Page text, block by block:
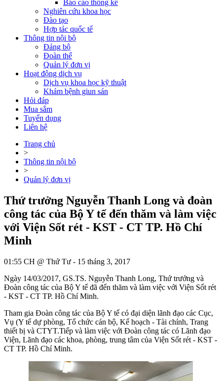
Báo cáo thống kê
Nghiên cứu khoa học
Đào tạo
Hợp tác quốc tế
Thông tin nội bộ
Đảng bộ
Đoàn thể
Quản lý đơn vị
Hoạt động dịch vụ
Dịch vụ khoa học kỹ thuật
Khám bệnh giun sán
Hỏi đáp
Mua sắm
Tuyển dụng
Liên hệ
Trang chủ
>
Thông tin nội bộ
>
Quản lý đơn vị
Thứ trưởng Nguyễn Thanh Long và đoàn
công tác của Bộ Y tế đến thăm và làm việc
với Viện Sốt rét - KST - CT TP. Hồ Chí
Minh
01:55 CH @ Thứ Tư - 15 tháng 3, 2017
Ngày 14/03/2017, GS.TS. Nguyễn Thanh Long, Thứ trưởng và
Đoàn công tác của Bộ Y tế đã đến thăm và làm việc với Viện Sốt rét
- KST - CT TP. Hồ Chí Minh.
Tham gia Đoàn công tác của Bộ Y tế có đại diện lãnh đạo các Cục,
Vụ (Y tế dự phòng, Tổ chức cán bộ, Kế hoạch - Tài chính, Trang
thiết bị và CTYT.Tiếp và làm việc với Đoàn công tác có Lãnh đạo
Viện, Lãnh đạo các khoa, phòng, trung tâm của Viện Sốt rét - KST -
CT TP. Hồ Chí Minh.